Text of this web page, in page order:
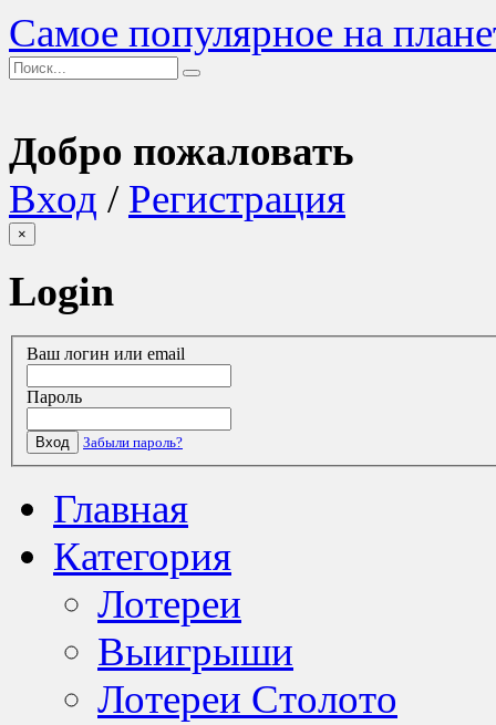
Самое популярное на
Добро пожаловать
Вход / Регистрация
×
Login
Ваш логин или email
Пароль
Вход Забыли пароль?
Главная
Категория
Лотереи
Выигрыши
Лотереи Столото